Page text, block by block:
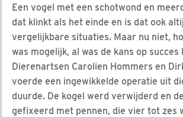
Een vogel met een schotwond en
dat klinkt als het einde en is dat ook
vergelijkbare situaties. Maar nu niet,
was mogelijk, al was de kans op succes
Dierenartsen Carolien Hommers en
voerde een ingewikkelde operatie uit
duurde. De kogel werd verwijderd en
gefixeerd met pennen, die vier tot zes